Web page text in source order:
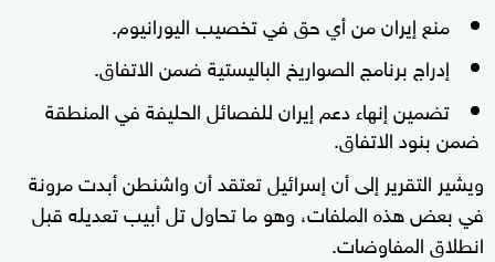
منع إيران من أي حق في تخصيب اليورانيوم.
إدراج برنامج الصواريخ الباليستية ضمن الاتفاق.
تضمين إنهاء دعم إيران للفصائل الحليفة في المنطقة
ضمن بنود الاتفاق.
ويشير التقرير إلى أن إسرائيل تعتقد أن واشنطن أبدت مرونة
في بعض هذه الملفات، وهو ما تحاول تل أبيب تعديله قبل
انطلاق المفاوضات.